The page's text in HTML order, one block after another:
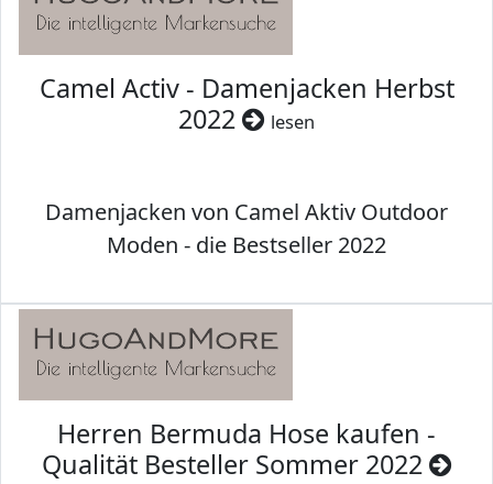
Camel Activ - Damenjacken Herbst
2022
lesen
Damenjacken von Camel Aktiv Outdoor
Moden - die Bestseller 2022
Herren Bermuda Hose kaufen -
Qualität Besteller Sommer 2022